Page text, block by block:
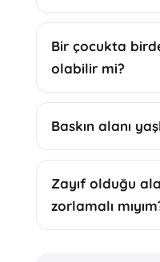
Bir çocukta
olabilir mi?
Baskın alanı
Zayıf olduğu
zorlamalı